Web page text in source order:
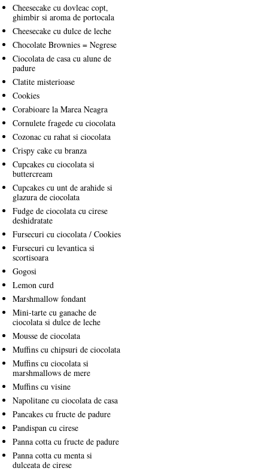
Cheesecake cu dovleac copt,
ghimbir si aroma de portocala
Cheesecake cu dulce de leche
Chocolate Brownies = Negrese
Ciocolata de casa cu alune de
padure
Clatite misterioase
Cookies
Corabioare la Marea Neagra
Cornulete fragede cu ciocolata
Cozonac cu rahat si ciocolata
Crispy cake cu branza
Cupcakes cu ciocolata si
buttercream
Cupcakes cu unt de arahide si
glazura de ciocolata
Fudge de ciocolata cu cirese
deshidratate
Fursecuri cu ciocolata / Cookies
Fursecuri cu levantica si
scortisoara
Gogosi
Lemon curd
Marshmallow fondant
Mini-tarte cu ganache de
ciocolata si dulce de leche
Mousse de ciocolata
Muffins cu chipsuri de ciocolata
Muffins cu ciocolata si
marshmallows de mere
Muffins cu visine
Napolitane cu ciocolata de casa
Pancakes cu fructe de padure
Pandispan cu cirese
Panna cotta cu fructe de padure
Panna cotta cu menta si
dulceata de cirese